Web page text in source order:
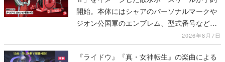
開始。本体にはシャアのパーソナルマークや
ジオン公国軍のエンブレム、型式番号などを
2026年8月7日
『ライドウ』『真・女神転生』の楽曲による